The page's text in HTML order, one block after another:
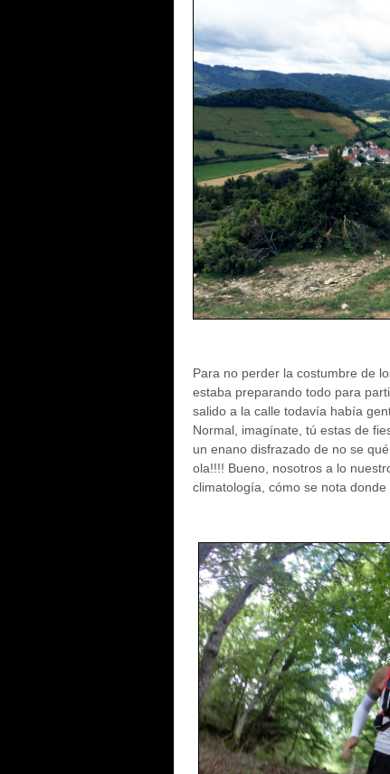
Para no perder la costumbre de
estaba preparando todo para
salido a la calle todavía había
Normal, imagínate, tú estas de
un enano disfrazado de no se
ola!!!! Bueno, nosotros a lo
climatología, cómo se nota